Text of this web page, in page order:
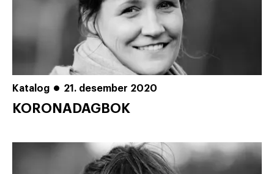
Katalog 21. desember 2020
KORONADAGBOK